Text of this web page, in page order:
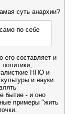
суть анархии?
по себе
его составляет и
НПО и
и науки.
бытие - и оно
примеры "жить